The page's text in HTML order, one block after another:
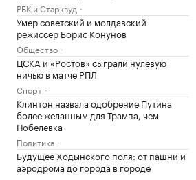
РБК и Старквуд
Умер советский и молдавский
режиссер Борис Конунов
Общество
ЦСКА и «Ростов» сыграли нулевую
ничью в матче РПЛ
Спорт
Клинтон назвала одобрение Путина
более желанным для Трампа, чем
Нобелевка
Политика
Будущее Ходынского поля: от пашни и
аэродрома до города в городе